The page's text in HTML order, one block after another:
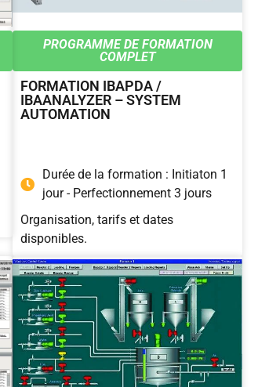
PROGRAMME DE FORMATION
COMPLET
FORMATION IBAPDA /
IBAANALYZER – SYSTEM
AUTOMATION
Durée de la formation : Initiaton 1
jour - Perfectionnement 3 jours
Organisation, tarifs et dates
disponibles.